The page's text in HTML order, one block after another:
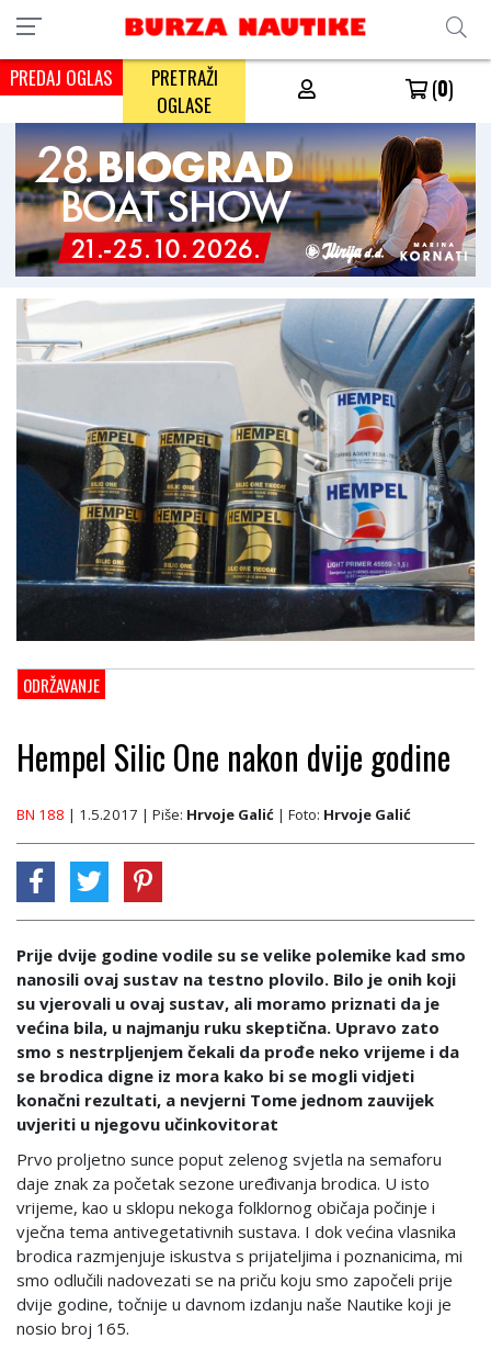
PREDAJ OGLAS
PRETRAŽI
OGLASE
(0)
ODRŽAVANJE
Hempel Silic One nakon dvije godine
BN 188 | 1.5.2017 | Piše: Hrvoje Galić | Foto: Hrvoje Galić
Prije dvije godine vodile su se velike polemike kad smo
nanosili ovaj sustav na testno plovilo. Bilo je onih koji
su vjerovali u ovaj sustav, ali moramo priznati da je
većina bila, u najmanju ruku skeptična. Upravo zato
smo s nestrpljenjem čekali da prođe neko vrijeme i da
se brodica digne iz mora kako bi se mogli vidjeti
konačni rezultati, a nevjerni Tome jednom zauvijek
uvjeriti u njegovu učinkovitorat
Prvo proljetno sunce poput zelenog svjetla na semaforu
daje znak za početak sezone uređivanja brodica. U isto
vrijeme, kao u sklopu nekoga folklornog običaja počinje i
vječna tema antivegetativnih sustava. I dok većina vlasnika
brodica razmjenjuje iskustva s prijateljima i poznanicima, mi
smo odlučili nadovezati se na priču koju smo započeli prije
dvije godine, točnije u davnom izdanju naše Nautike koji je
nosio broj 165.